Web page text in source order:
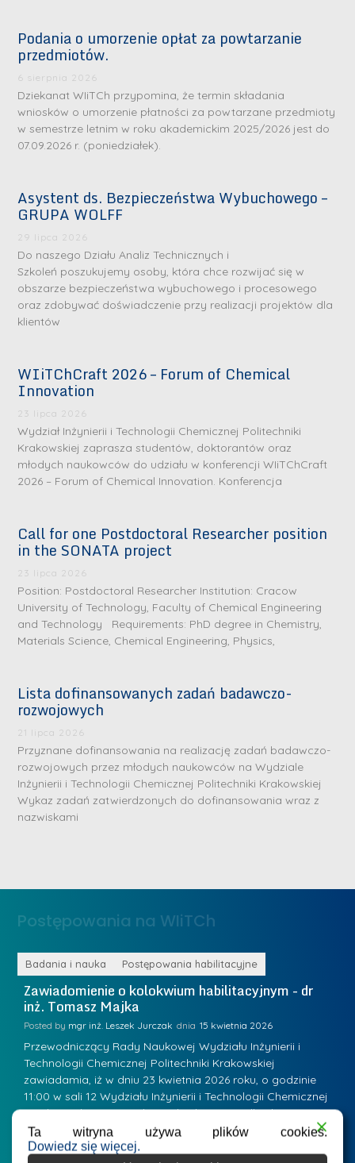
Podania o umorzenie opłat za powtarzanie
przedmiotów.
6 sierpnia 2026
Dziekanat WIiTCh przypomina, że termin składania
wniosków o umorzenie płatności za powtarzane przedmioty
w semestrze letnim w roku akademickim 2025/2026 jest do
07.09.2026 r. (poniedziałek).
Asystent ds. Bezpieczeństwa Wybuchowego –
GRUPA WOLFF
29 lipca 2026
Do naszego Działu Analiz Technicznych i
Szkoleń poszukujemy osoby, która chce rozwijać się w
obszarze bezpieczeństwa wybuchowego i procesowego
oraz zdobywać doświadczenie przy realizacji projektów dla
klientów
WIiTChCraft 2026 – Forum of Chemical
Innovation
23 lipca 2026
Wydział Inżynierii i Technologii Chemicznej Politechniki
Krakowskiej zaprasza studentów, doktorantów oraz
młodych naukowców do udziału w konferencji WIiTChCraft
2026 – Forum of Chemical Innovation. Konferencja
Call for one Postdoctoral Researcher position
in the SONATA project
23 lipca 2026
Position: Postdoctoral Researcher Institution: Cracow
University of Technology, Faculty of Chemical Engineering
and Technology Requirements: PhD degree in Chemistry,
Materials Science, Chemical Engineering, Physics,
Lista dofinansowanych zadań badawczo-
rozwojowych
21 lipca 2026
Przyznane dofinansowania na realizację zadań badawczo-
rozwojowych przez młodych naukowców na Wydziale
Inżynierii i Technologii Chemicznej Politechniki Krakowskiej
Wykaz zadań zatwierdzonych do dofinansowania wraz z
nazwiskami
Postępowania na WIiTCh
Badania i nauka Postępowania habilitacyjne
Zawiadomienie o kolokwium habilitacyjnym - dr
inż. Tomasz Majka
Posted by mgr inż. Leszek Jurczak 15 kwietnia 2026
Przewodniczący Rady Naukowej Wydziału Inżynierii i
Technologii Chemicznej Politechniki Krakowskiej
zawiadamia, iż w dniu 23 kwietnia 2026 roku, o godzinie
11:00 w sali 12 Wydziału Inżynierii i Technologii Chemicznej
(Kraków, ul. Warszawska 24, bud. W-35) odbędzie się
kolokwium habilitacyjne dr inż. Tomasza Majki.
Osiągnięcie naukowe będące podstawą ubiegania się o…
S
r
e
b
r
n
d
a
e
W
a
r
s
z
a
w
k
D
ż
M
r
i
K
u
r
a
ń
s
k
L
Ta witryna używa plików cookies.
Dowiedz się więcej.